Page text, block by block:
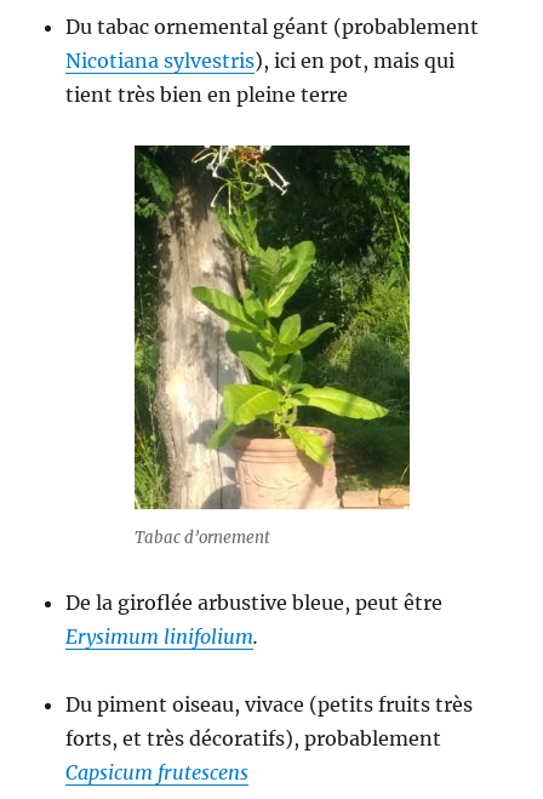
Du tabac ornemental géant (probablement
Nicotiana sylvestris), ici en pot, mais qui
tient très bien en pleine terre
Tabac d’ornement
De la giroflée arbustive bleue, peut être
Erysimum linifolium.
Du piment oiseau, vivace (petits fruits très
forts, et très décoratifs), probablement
Capsicum frutescens